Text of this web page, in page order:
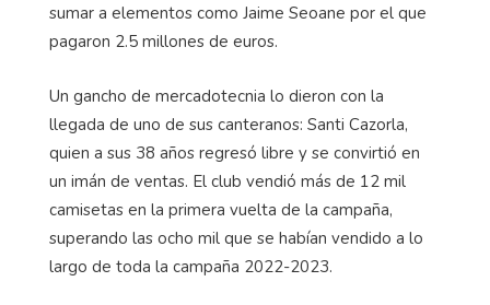
sumar a elementos como Jaime Seoane por el que
pagaron 2.5 millones de euros.
Un gancho de mercadotecnia lo dieron con la
llegada de uno de sus canteranos: Santi Cazorla,
quien a sus 38 años regresó libre y se convirtió en
un imán de ventas. El club vendió más de 12 mil
camisetas en la primera vuelta de la campaña,
superando las ocho mil que se habían vendido a lo
largo de toda la campaña 2022-2023.